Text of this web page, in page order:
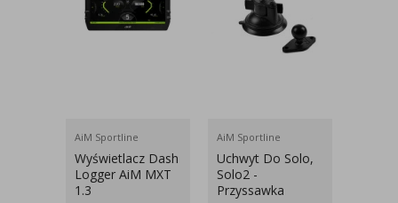
AiM Sportline
Wyświetlacz Dash
Logger AiM MXT
1.3
AiM Sportline
Uchwyt Do Solo,
Solo2 -
Przyssawka